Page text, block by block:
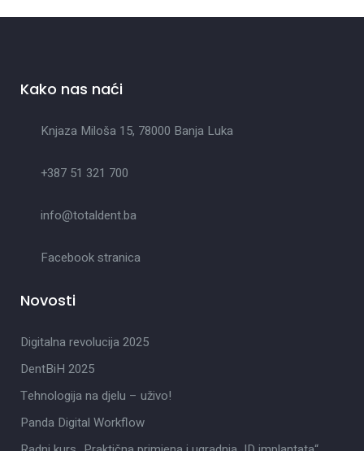
Kako nas naći
Knjaza Miloša 15, 78000 Banja Luka
+387 51 321 700
info@totaldent.ba
Facebook stranica
Novosti
Digitalna revolucija 2025
DentBiH 2025
Tehnologija na djelu – uživo!
Panda Digital Workflow